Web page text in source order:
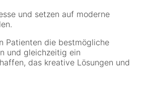
und setzen auf moderne
Patienten die bestmögliche
und gleichzeitig ein
das kreative Lösungen und